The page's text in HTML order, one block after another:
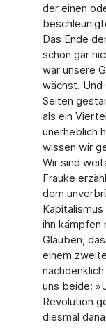
der einen
Das Ende
schon gar
war unsere
wächst. Und
Seiten
als ein
unerheblich
wissen wir
Wir sind
Frauke
dem
ihn kämpfen
Glauben,
einem
uns beide:
Revolution
diesmal